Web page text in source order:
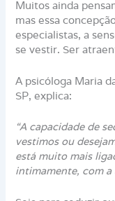
Muitos ainda
mas essa
especialistas, a
se vestir. Ser
A psicóloga Maria
SP, explica:
“A capacidade de
vestimos ou
está muito mais
intimamente, com a